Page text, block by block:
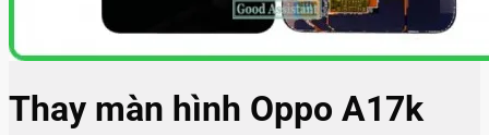
Thay màn hình Oppo A17k